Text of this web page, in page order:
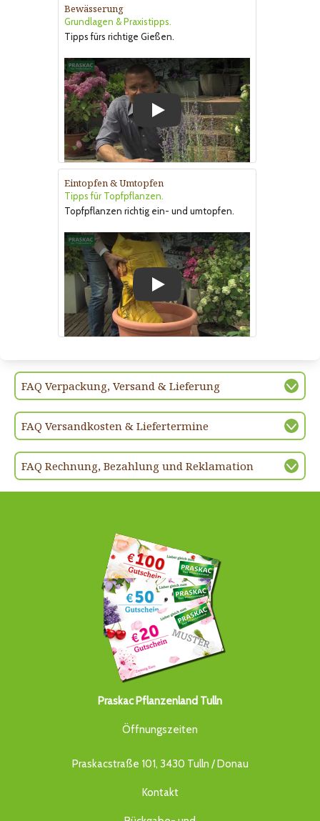
Bewässerung
Grundlagen & Praxistipps.
Tipps fürs richtige Gießen.
Eintopfen & Umtopfen
Tipps für Topfpflanzen.
Topfpflanzen richtig ein- und umtopfen.
FAQ Verpackung, Versand & Lieferung
FAQ Versandkosten & Liefertermine
FAQ Rechnung, Bezahlung und Reklamation
Praskac Pflanzenland Tulln
Öffnungszeiten
Praskacstraße 101, 3430 Tulln / Donau
Kontakt